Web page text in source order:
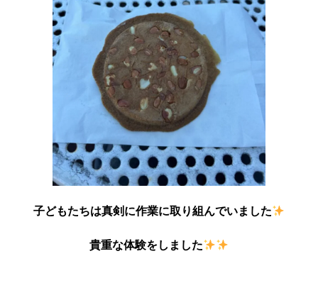
子どもたちは真剣に作業に取り組んでいました
貴重な体験をしました